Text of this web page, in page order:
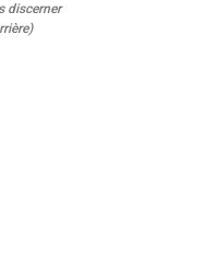
discerner